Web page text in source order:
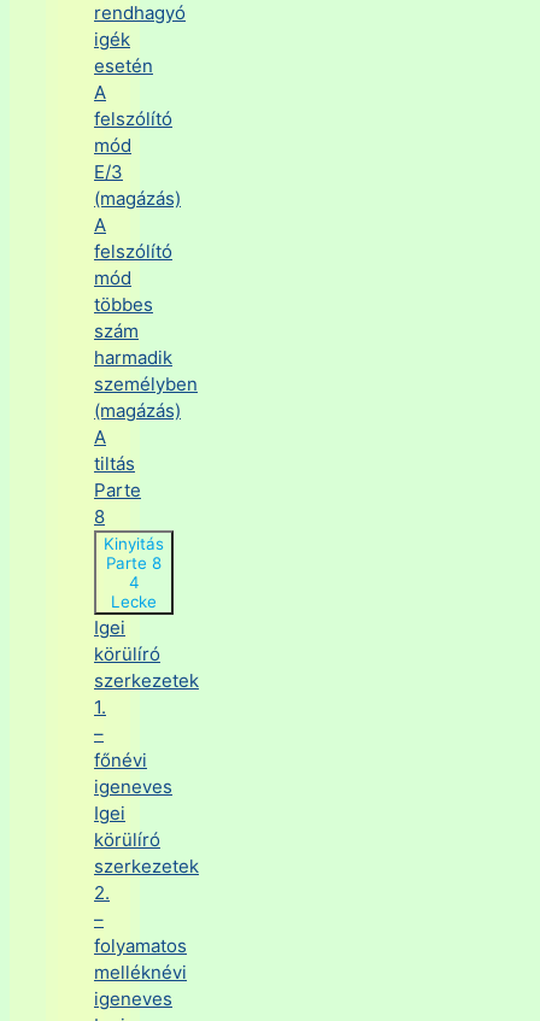
rendhagyó
igék
esetén
A
felszólító
mód
E/3
(magázás)
A
felszólító
mód
többes
szám
harmadik
személyben
(magázás)
A
tiltás
Parte
8
Kinyitás
Parte 8
4
Lecke
Igei
körülíró
szerkezetek
1.
–
főnévi
igeneves
Igei
körülíró
szerkezetek
2.
–
folyamatos
melléknévi
igeneves